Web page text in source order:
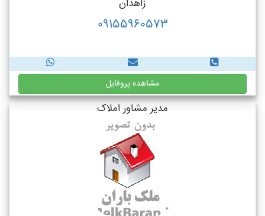
زاهدان
09155960573
مشاهده پروفایل
مدیر مشاور املاک